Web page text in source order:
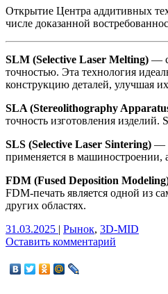
Открытие Центра аддитивных
числе доказанной
SLM (Selective Laser Melting) —
точностью. Эта технология
конструкцию деталей, улучшая
SLA (Stereolithography
точность изготовления
SLS (Selective Laser Sintering) —
применяется в машиностроении,
FDM (Fused Deposition
FDM-печать является одной из
других областях.
31.03.2025 | Рынок, 3D-MID
Оставить комментарий